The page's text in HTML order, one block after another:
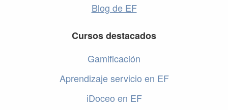
Blog de EF
Cursos destacados
Gamificación
Aprendizaje servicio en EF
iDoceo en EF